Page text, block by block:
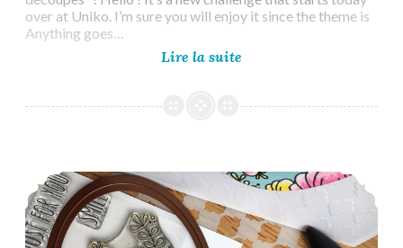
over at Uniko. I’m sure you will enjoy it since the theme is
Anything goes…
Lire la suite
Uniko Challenge #64 Reminder